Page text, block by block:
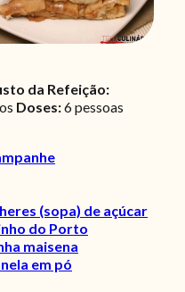
da Refeição:
Doses:6pessoas
(sopa) de açúcar
do Porto
maisena
em pó